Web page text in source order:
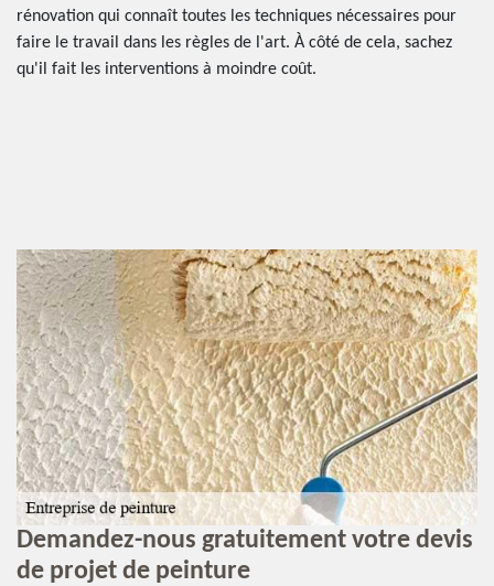
rénovation qui connaît toutes les techniques nécessaires pour
faire le travail dans les règles de l'art. À côté de cela, sachez
qu'il fait les interventions à moindre coût.
Demandez-nous gratuitement votre devis
de projet de peinture